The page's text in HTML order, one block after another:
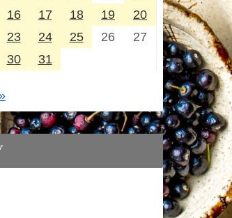
16 17 18 19
20
23 24 25 26
27
30 31